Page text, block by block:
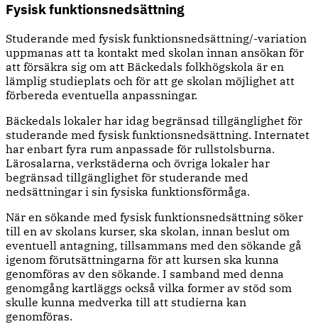
Fysisk funktionsnedsättning
Studerande med fysisk funktionsnedsättning/-variation
uppmanas att ta kontakt med skolan innan ansökan för
att försäkra sig om att Bäckedals folkhögskola är en
lämplig studieplats och för att ge skolan möjlighet att
förbereda eventuella anpassningar.
Bäckedals lokaler har idag begränsad tillgänglighet för
studerande med fysisk funktionsnedsättning. Internatet
har enbart fyra rum anpassade för rullstolsburna.
Lärosalarna, verkstäderna och övriga lokaler har
begränsad tillgänglighet för studerande med
nedsättningar i sin fysiska funktionsförmåga.
När en sökande med fysisk funktionsnedsättning söker
till en av skolans kurser, ska skolan, innan beslut om
eventuell antagning, tillsammans med den sökande gå
igenom förutsättningarna för att kursen ska kunna
genomföras av den sökande. I samband med denna
genomgång kartläggs också vilka former av stöd som
skulle kunna medverka till att studierna kan
genomföras.